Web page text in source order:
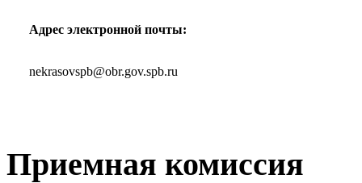
Адрес электронной почты:
nekrasovspb@obr.gov.spb.ru
Приемная комиссия